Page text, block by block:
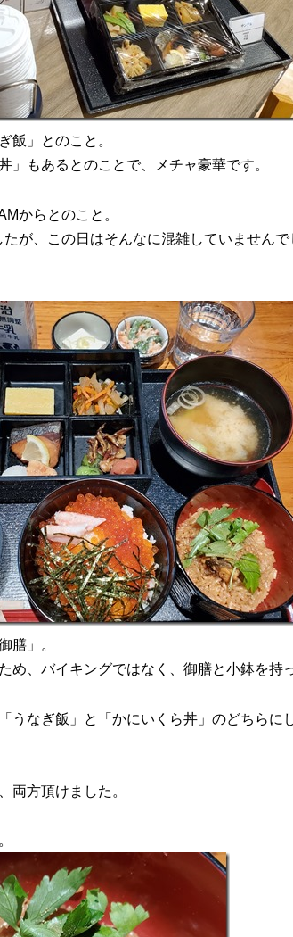
飯」とのこと。
」もあるとのことで、メチャ豪華です。
からとのこと。
が、この日はそんなに混雑していませんで
膳」。
め、バイキングではなく、御膳と小鉢を持
うなぎ飯」と「かにいくら丼」のどちらに
両方頂けました。